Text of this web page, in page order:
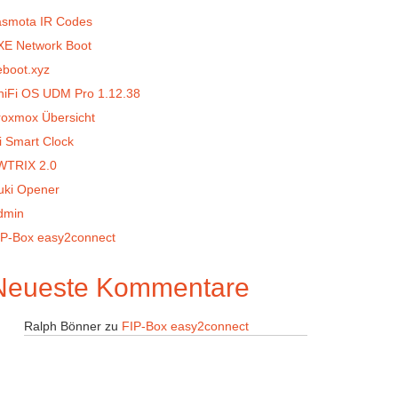
IR Codes
Network Boot
OS UDM Pro 1.12.38
Übersicht
Smart Clock
2.0
Opener
Box easy2connect
Kommentare
Ralph Bönner zu FIP-Box easy2connect